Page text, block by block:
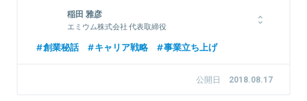
稲田 雅彦
エミウム株式会社 代表取締役
東京大学大学院にて人工知能を研究後、大手広告会社の株式会社
博報堂にてビッグデータ関連新規事業開発及びデジタルクリエイ
アドフェストなど、受賞歴多数。2013年に株式会社カブクを設
創業秘話 キャリア戦略 事業立ち上げ
公開日 2018.08.17